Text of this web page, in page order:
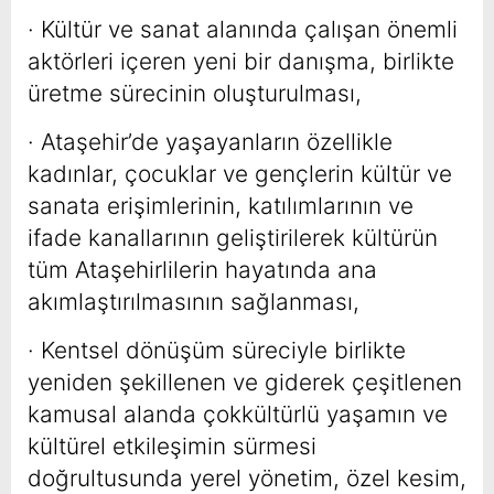
· Kültür ve sanat alanında çalışan önemli
aktörleri içeren yeni bir danışma, birlikte
üretme sürecinin oluşturulması,
· Ataşehir’de yaşayanların özellikle
kadınlar, çocuklar ve gençlerin kültür ve
sanata erişimlerinin, katılımlarının ve
ifade kanallarının geliştirilerek kültürün
tüm Ataşehirlilerin hayatında ana
akımlaştırılmasının sağlanması,
· Kentsel dönüşüm süreciyle birlikte
yeniden şekillenen ve giderek çeşitlenen
kamusal alanda çokkültürlü yaşamın ve
kültürel etkileşimin sürmesi
doğrultusunda yerel yönetim, özel kesim,